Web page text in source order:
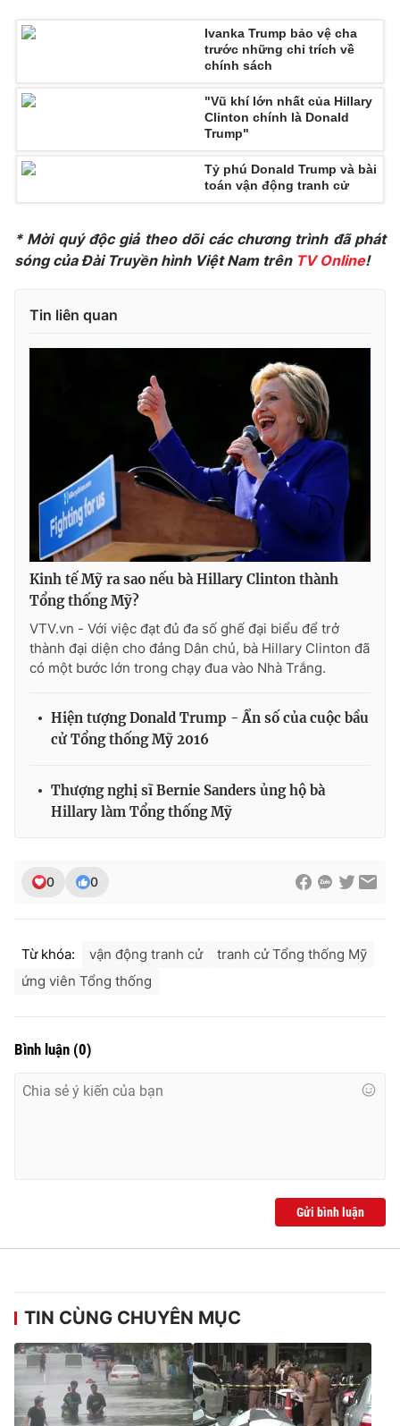
Email:
024-7300.7108
® Cấm sao chép dưới mọi hình thức nếu không có sự chấp
thông tin từ website này.
Ivanka Trump bảo vệ cha
trước những chỉ trích về
chính sách
"Vũ khí lớn nhất của Hillary
Clinton chính là Donald
Trump"
Tỷ phú Donald Trump và bài
toán vận động tranh cử
* Mời quý độc giả theo dõi các chương trình đã phát
sóng của Đài Truyền hình Việt Nam trên TV Online!
Tin liên quan
Kinh tế Mỹ ra sao nếu bà Hillary Clinton thành
Tổng thống Mỹ?
VTV.vn - Với việc đạt đủ đa số ghế đại biểu để trở
thành đại diện cho đảng Dân chủ, bà Hillary Clinton đã
có một bước lớn trong chạy đua vào Nhà Trắng.
Hiện tượng Donald Trump - Ẩn số của cuộc bầu
cử Tổng thống Mỹ 2016
Thượng nghị sĩ Bernie Sanders ủng hộ bà
Hillary làm Tổng thống Mỹ
0 0
Từ khóa: vận động tranh cử
tranh cử Tổng thống Mỹ
ứng viên Tổng thống
Bình luận (0)
Gửi bình luận
TIN CÙNG CHUYÊN MỤC